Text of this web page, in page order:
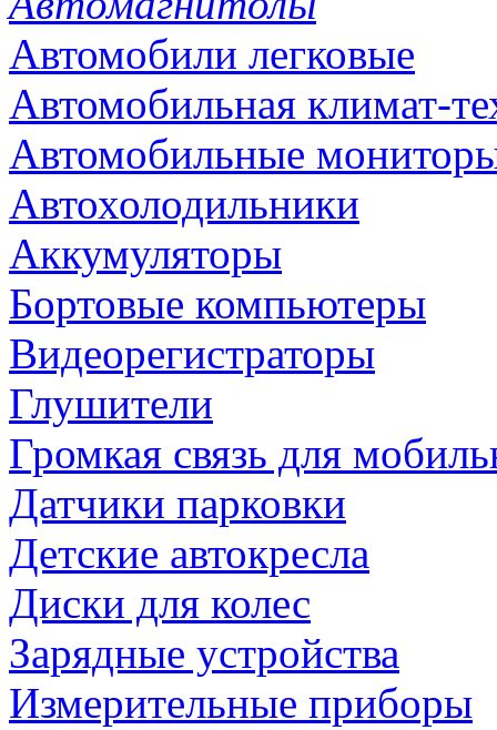
Автомобили легковые
Автомобильная климат-
Автомобильные
Автохолодильники
Аккумуляторы
Бортовые компьютеры
Видеорегистраторы
Глушители
Громкая связь для
Датчики парковки
Детские автокресла
Диски для колес
Зарядные устройства
Измерительные приборы